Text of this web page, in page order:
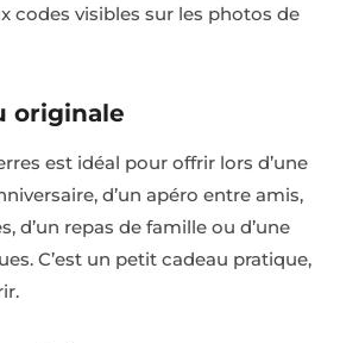
codes visibles sur les photos de
originale
est idéal pour offrir lors d’une
d’un apéro entre amis,
d’un repas de famille ou d’une
C’est un petit cadeau pratique,